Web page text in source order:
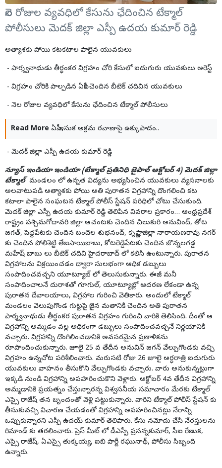
నెల రోజుల వ్యవధిలో కేసును ఛేదించిన టేక్మాల్
పోలీసులు మెదక్ జిల్లా ఎస్పీ ఉదయ కుమార్ రెడ్డి
అత్యాశకు పోయి కటకటాల పాలైన యువకులు
- పార్శ్వనాథుడు తీర్థంకర విగ్రహం చోరి కేసులో ఐదుగురు యువకులు అరెస్ట్
- విగ్రహం చోరికి పాల్పడిన ఏపీకి చెందిన బీటెక్ చదివిన యువకులు
- నెల రోజుల వ్యవధిలో కేసును ఛేదించిన టేక్మాల్ పోలీసులు
Read More ఏపీ ఇసుక అక్రమ రవాణాపై ఉక్కుపాదం..
- మెదక్ జిల్లా ఎస్పీ ఉదయ కుమార్ రెడ్డి
న్యూస్ ఇండియా ఇండియా (టేక్మాల్ ప్రతినిధి జైపాల్ అక్టోబర్ 4) మెదక్ జిల్లా
టేక్మాల్మండలం లో ఉన్నత విద్యను అభ్యసించిన యువకులు వ్యసనాలకు
అలవాటుపడి అత్యాశకు పోయి అతి పురాతన విగ్రహాన్ని దొంగలించి కట
కటాలా పాలైన సంఘటన టేక్మాల్ పోలీస్ స్టేషన్ పరిధిలో చోటు చేసుకుంది.
మెదక్ జిల్లా ఎస్పీ ఉదయ కుమార్ రెడ్డి తెలిపిన వివరాల ప్రకారం… ఆంధ్రప్రదేశ్
రాష్ట్రం పశ్చిమగోదావరి జిల్లా ఆచంటకు చెందిన చిలుకురి అనువింద్, తోట
జగత్, పెద్దపేటకు చెందిన బందెల శుభనంద్, కృష్ణాజిల్లా నారాయణరావు నగర్
కు చెందిన పోలిశెట్టి తేజసాయిబాబు, కోటరెడ్డిపేటకు చెందిన జొన్నలగడ్డ
మహేష్ బాబు లు బీటెక్ చదివి హైదరాబాద్ లో కలిసి ఉంటున్నారు. పురాతన
విగ్రహాలను విక్రయించడం ద్వారా సులభంగా ఆధిక డబ్బులు
సంపాదించవచ్చని యూట్యూబ్ లో తెలుసుకున్నారు. ఈజీ మనీ
సంపాదించాలనే దురాశతో గూగుల్, యూట్యూబ్లో ఆదరణ లేకండా ఉన్న
పురాతన దేవాలయాలు, విగ్రహాల గురించి వెతికారు. అందులో టేక్మాల్
మండలం వెలుపుగొండ గుట్టపై జైన మతానికి చెందిన అతి పురాతన
పార్శ్వనాథుడు తీర్థంకర పురాతన విగ్రహం గురించి వారికి తెలిసింది. దీంతో ఆ
విగ్రహాన్ని అమ్మడం వల్ల అధికంగా డబ్బులు సంపాదించవచ్చనే నిర్ణయానికి
వచ్చారు. విగ్రహాన్ని దొంగిలించడానికి అవసరమైన ప్రణాళికను
రూపొందించుకున్నారు. జూలై 25 వ తేదీన అనువిన్ జగన్ వేల్పుగొండకు వచ్చి
విగ్రహం ఉన్నచోట పరిశీలించారు. మరుసటి రోజు 26 జూలై అర్ధరాత్రి ఐదుగురు
యువకులు వాహనం తీసుకొని వేల్పుగొండకు వచ్చారు. వారు అనుకున్నట్లుగా
ఇక్కడి నుండి విగ్రహాన్ని అపహరించుకొని వెళ్లారు. అక్టోబర్ 4వ తేదీన విగ్రహాన్ని
అమ్మడానికి ప్రయత్నం చేస్తున్నారన్న విశ్వసనీయ సమాచారం మేరకు టేక్మాల్
ఎస్సై రాజేష్ తన బృందంతో వెళ్లి పట్టుకున్నారు. వారిని టేక్మాల్ పోలీస్ స్టేషన్ కు
తీసుకువచ్చి విచారణ చేయడంతో విగ్రహాన్ని అపహరించినట్లు నేరాన్ని
ఒప్పుకున్నారని ఎస్పీ ఉదయ్ కుమార్ తెలిపారు. కేసు నమోదు చేసి నేరస్తులను
రిమాండ్ కు తరలించారు. ప్రెస్ మీట్ లో డీఎస్పీ ప్రసన్నకుమార్, సీఐ రేణుక,
ఎస్సై రాజేష్, ఏఎస్సై తుక్కయ్య, ఐబి పార్టీ రఘునాథ్, పోలీసు సిబ్బంది
ఉన్నారు.